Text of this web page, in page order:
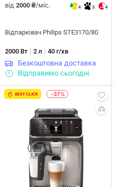
від 2000 ₴/міс. 4 3 4
Відпарювач Philips STE3170/80
2000 Вт| 2 л 40 г/хв
Безкоштовна доставка
Відправимо сьогодні
BEST CLICK -37%